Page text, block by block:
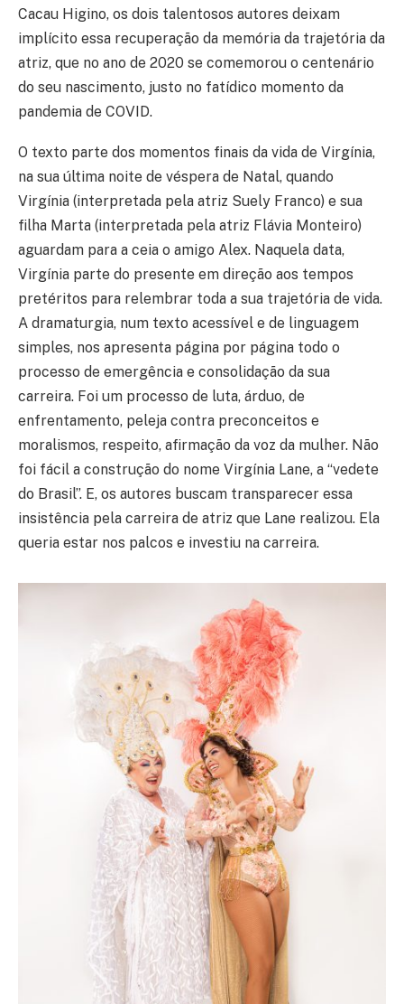
Cacau Higino, os dois talentosos autores deixam
implícito essa recuperação da memória da trajetória da
atriz, que no ano de 2020 se comemorou o centenário
do seu nascimento, justo no fatídico momento da
pandemia de COVID.
O texto parte dos momentos finais da vida de Virgínia,
na sua última noite de véspera de Natal, quando
Virgínia (interpretada pela atriz Suely Franco) e sua
filha Marta (interpretada pela atriz Flávia Monteiro)
aguardam para a ceia o amigo Alex. Naquela data,
Virgínia parte do presente em direção aos tempos
pretéritos para relembrar toda a sua trajetória de vida.
A dramaturgia, num texto acessível e de linguagem
simples, nos apresenta página por página todo o
processo de emergência e consolidação da sua
carreira. Foi um processo de luta, árduo, de
enfrentamento, peleja contra preconceitos e
moralismos, respeito, afirmação da voz da mulher. Não
foi fácil a construção do nome Virgínia Lane, a “vedete
do Brasil”. E, os autores buscam transparecer essa
insistência pela carreira de atriz que Lane realizou. Ela
queria estar nos palcos e investiu na carreira.